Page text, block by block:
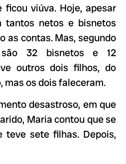
ficou viúva. Hoje, apesar
tantos netos e bisnetos
as contas. Mas, segundo
32 bisnetos e 12
outros dois filhos, do
mas os dois faleceram.
desastroso, em que
Maria contou que se
teve sete filhas. Depois,